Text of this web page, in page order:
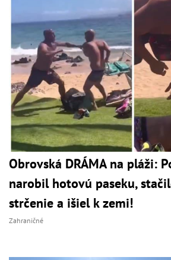
Obrovská DRÁMA na pláži:
narobil hotovú paseku,
strčenie a išiel k zemi!
Zahraničné